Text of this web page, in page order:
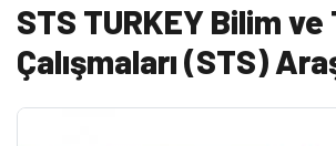
STS TURKEY Bilim
Çalışmaları (STS)